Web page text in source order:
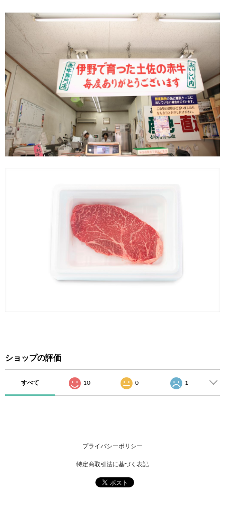
ショップの評価
すべて 10 0 1
プライバシーポリシー
特定商取引法に基づく表記